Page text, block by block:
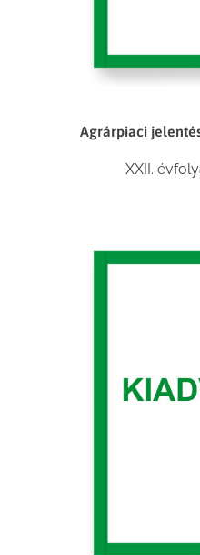
Agrárpiaci
XXII.